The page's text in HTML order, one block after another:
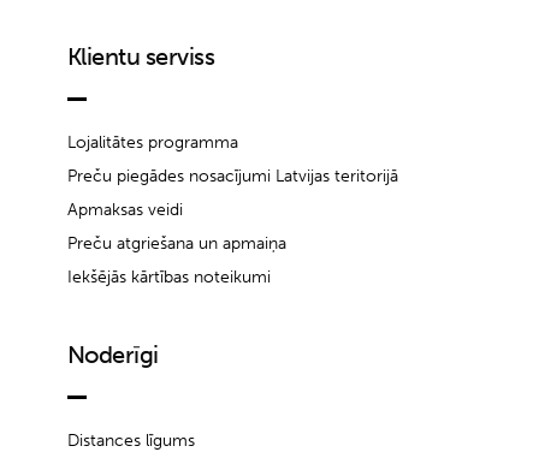
Klientu serviss
Lojalitātes programma
Preču piegādes nosacījumi Latvijas teritorijā
Apmaksas veidi
Preču atgriešana un apmaiņa
Iekšējās kārtības noteikumi
Noderīgi
Distances līgums